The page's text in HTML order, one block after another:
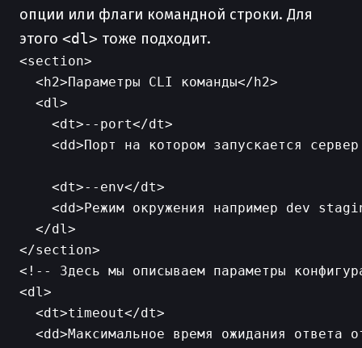
опции или флаги командной строки. Для
этого <dl> тоже подходит.
<section>
  <h2>Параметры CLI команды</h2>
  <dl>
    <dt>--port</dt>
<dd>Порт на котором запускается
    <dt>--env</dt>
<dd>Режим окружения например dev
  </dl>
<!-- Здесь мы описываем параметры
<dl>
  <dt>timeout</dt>
<dd>Максимальное время ожидания ответа